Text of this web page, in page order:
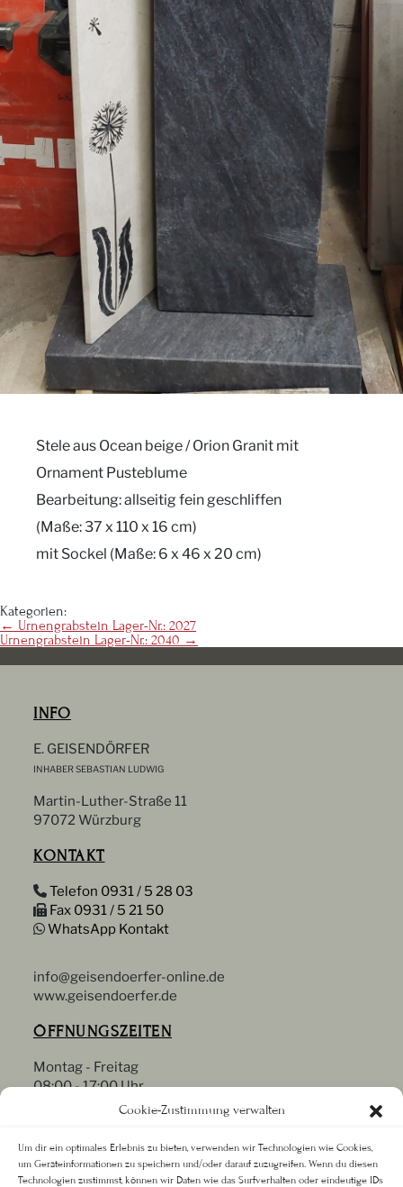
Cookie-Zustimmung verwalten
Um dir ein optimales Erlebnis zu bieten, verwenden wir Technologien wie Cookies,
um Geräteinformationen zu speichern und/oder darauf zuzugreifen. Wenn du diesen
Technologien zustimmst, können wir Daten wie das Surfverhalten oder eindeutige IDs
Stele aus Ocean beige / Orion Granit mit
Ornament Pusteblume
Bearbeitung: allseitig fein geschliffen
(Maße: 37 x 110 x 16 cm)
mit Sockel (Maße: 6 x 46 x 20 cm)
Kategorien:
Beitragsnavigation
← Urnengrabstein Lager-Nr.: 2027
Urnengrabstein Lager-Nr.: 2040 →
INFO
E. GEISENDÖRFER
INHABER SEBASTIAN LUDWIG
Martin-Luther-Straße 11
97072 Würzburg
KONTAKT
Telefon 0931 / 5 28 03
Fax 0931 / 5 21 50
WhatsApp Kontakt
info@geisendoerfer-online.de
www.geisendoerfer.de
ÖFFNUNGSZEITEN
Montag - Freitag
08:00 - 17:00 Uhr
Oder nach Vereinbarung
RECHTLICHES